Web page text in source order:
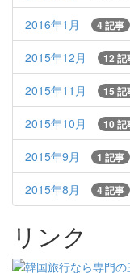
2016年1月 4 記事
2015年12月 12 記
2015年11月 15 記
2015年10月 10 記
2015年9月 1 記事
2015年8月 4 記事
リンク